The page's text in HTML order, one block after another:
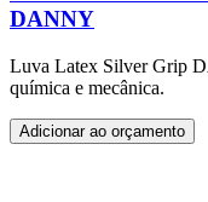
DANNY
Luva Latex Silver Grip
química e mecânica.
Adicionar ao orçamento